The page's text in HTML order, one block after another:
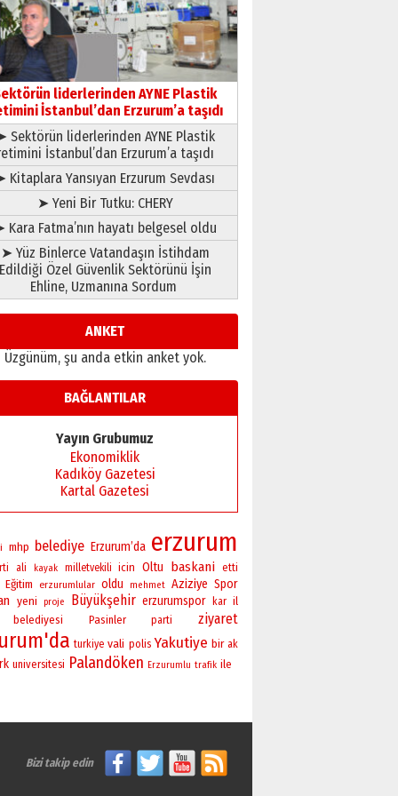
13 Mayıs 2026 Çarşamba
Esat BİNDESEN
Başkan Sekmen’den Erzurum’a
bir vizyon proje daha!
02 Ağustos 2026 Pazar
liderlerinden AYNE Plastik
İstanbul’dan Erzurum’a taşıdı
Sektörün liderlerinden AYNE Plastik
İstanbul’dan Erzurum’a taşıdı
Kitaplara Yansıyan Erzurum Sevdası
➤ Yeni Bir Tutku: CHERY
Kara Fatma’nın hayatı belgesel oldu
➤ Yüz Binlerce Vatandaşın İstihdam
Edildiği Özel Güvenlik Sektörünü İşin
Ehline, Uzmanına Sordum
ANKET
Üzgünüm, şu anda etkin anket yok.
BAĞLANTILAR
Yayın Grubumuz
Ekonomiklik
Kadıköy Gazetesi
Kartal Gazetesi
mhp belediye Erzurum’da erzurum
ali kayak milletvekili icin Oltu baskani etti
Eğitim erzurumlular oldu mehmet Aziziye Spor
yeni proje Büyükşehir erzurumspor kar il
belediyesi Pasinler parti ziyaret
turkiye vali polis Yakutiye bir ak
universitesi Palandöken Erzurumlu trafik ile
Bizi takip edin